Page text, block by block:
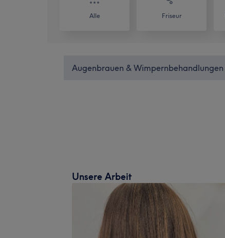
Alle Friseur
Augenbrauen & Wimpernbehandlungen
Unsere Arbeit